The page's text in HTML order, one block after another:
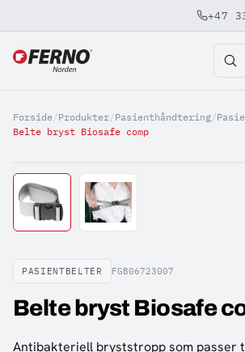
Jump to content
+47
Forside/Produkter/Pasienthåndtering/
Belte bryst Biosafe comp
PASIENTBELTER FGB06723007
Belte bryst Biosafe
Antibakteriell bryststropp som passer